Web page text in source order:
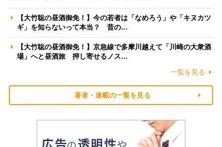
【大竹聡の昼酒御免！】今の若者は「なめろう」や「キヌカツ
ギ」を知らないって本当？ 昔の…
【大竹聡の昼酒御免！】京急線で多摩川越えて「川崎の大衆酒
場」へと昼酒旅 押し寄せるノス…
一覧を見る
著者・連載の一覧を見る